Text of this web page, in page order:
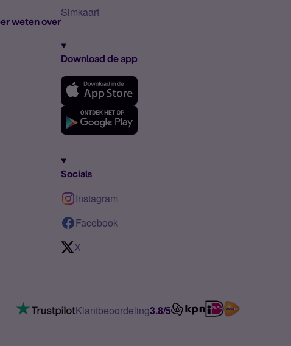
weten over
Simkaart
Download de app
Socials
Instagram
Facebook
X
Klantbeoordeling3.8/5